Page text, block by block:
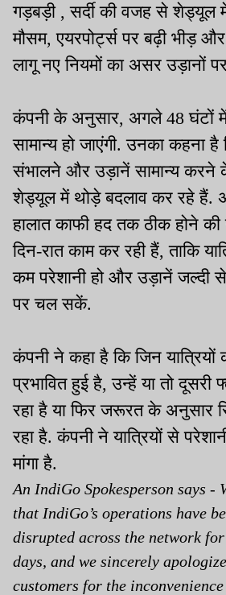
गड़बड़ी , सर्दी की वजह से शेड्यूल
मौसम, एयरपोर्ट्स पर बढ़ी भीड़
लागू नए नियमों का असर उड़ानों
कंपनी के अनुसार, अगले 48 घंटों
सामान्य हो जाएंगी. उनका कहना है
संभालने और उड़ानें सामान्य करने
शेड्यूल में थोड़े बदलाव कर रहे हैं.
हालात काफी हद तक ठीक होने की
दिन-रात काम कर रही हैं, ताकि
कम परेशानी हो और उड़ानें जल्दी
पर चल सकें.
कंपनी ने कहा है कि जिन यात्रियों
प्रभावित हुई है, उन्हें या तो दूसरी
रहा है या फिर जरूरत के अनुसार
रहा है. कंपनी ने यात्रियों से
मांगा है.
An IndiGo Spokesperson says -
that IndiGo’s operations have
disrupted across the network
days, and we sincerely
customers for the inconvenience